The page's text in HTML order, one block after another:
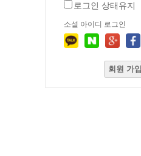
로그인 상태유지
소셜 아이디 로그인
회원 가입